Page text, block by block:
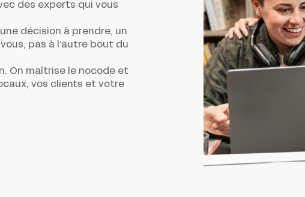
des experts qui vous
décision à prendre, un
pas à l’autre bout du
. On maîtrise le nocode et
vos clients et votre